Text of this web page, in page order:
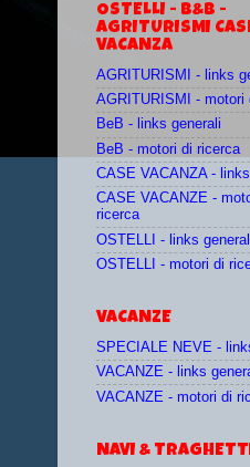
OSTELLI - B&B -
AGRITURISMI
VACANZA
AGRITURISMI - links
AGRITURISMI - motori
BeB - links generali
BeB - motori di ricerca
CASE VACANZA -
CASE VACANZE -
ricerca
OSTELLI - links
OSTELLI - motori di
VACANZE
SPECIALE NEVE -
VACANZE - links
VACANZE - motori di
NAVI &